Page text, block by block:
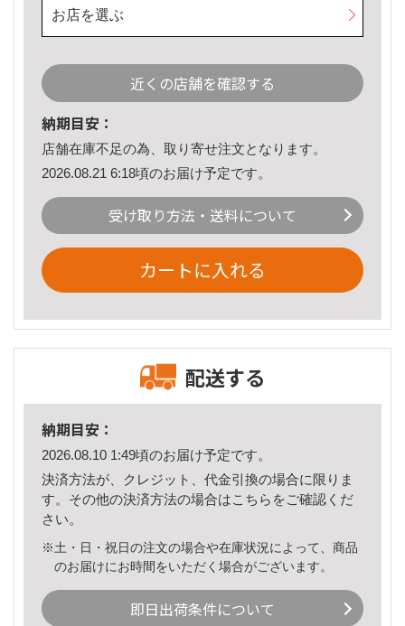
お店を選ぶ
近くの店舗を確認する
納期目安：
店舗在庫不足の為、取り寄せ注文となります。
2026.08.21 6:18頃のお届け予定です。
受け取り方法・送料について
カートに入れる
配送する
納期目安：
2026.08.10 1:49頃のお届け予定です。
決済方法が、クレジット、代金引換の場合に限りま
す。その他の決済方法の場合はこちら をご確認くだ
さい。
※土・日・祝日の注文の場合や在庫状況によって、商品
のお届けにお時間をいただく場合がございます。
即日出荷条件について